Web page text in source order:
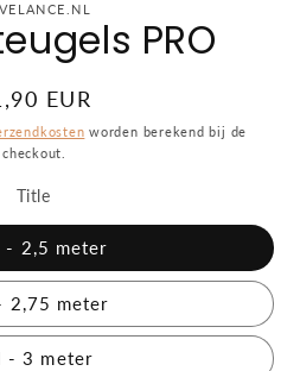
PRO
EUR
worden berekend bij de
checkout.
Title
- 2,5 meter
2,75 meter
- 3 meter